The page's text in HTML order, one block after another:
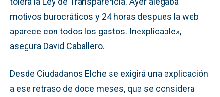
motivos burocráticos y 24 horas después la web
aparece con todos los gastos. Inexplicable»,
asegura David Caballero.
Desde Ciudadanos Elche se exigirá una explicación
a ese retraso de doce meses, que se considera